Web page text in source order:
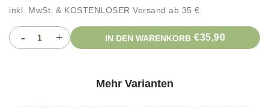
inkl. MwSt. & KOSTENLOSER Versand ab 35 €
- + IN DEN WARENKORB €35,90
Mehr Varianten